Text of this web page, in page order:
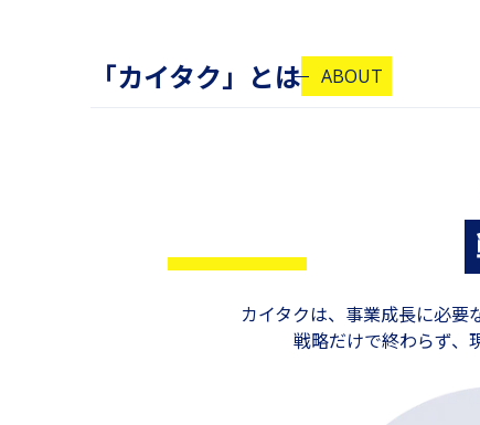
「カイタク」とは ABOUT
カイタクは、事業成長に必要
戦略だけで終わらず、